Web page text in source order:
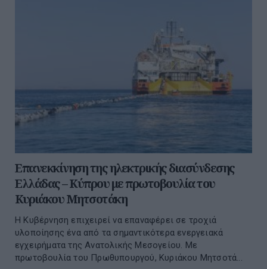
Επανεκκίνηση της ηλεκτρικής διασύνδεσης
Ελλάδας – Κύπρου με πρωτοβουλία του
Κυριάκου Μητσοτάκη
Η Κυβέρνηση επιχειρεί να επαναφέρει σε τροχιά
υλοποίησης ένα από τα σημαντικότερα ενεργειακά
εγχειρήματα της Ανατολικής Μεσογείου. Με
πρωτοβουλία του Πρωθυπουργού, Κυριάκου Μητσοτά...